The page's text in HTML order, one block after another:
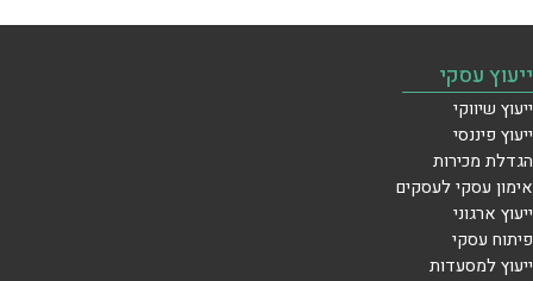
ייעוץ עסקי
ייעוץ שיווקי
ייעוץ פיננסי
הגדלת מכירות
אימון עסקי לעסקים
ייעוץ ארגוני
פיתוח עסקי
ייעוץ למסעדות